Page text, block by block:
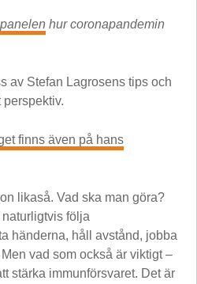
hur coronapandemin
av Stefan Lagrosens tips och
perspektiv.
finns även på hans
likaså. Vad ska man göra?
naturligtvis följa
händerna, håll avstånd, jobba
vad som också är viktigt –
stärka immunförsvaret. Det är